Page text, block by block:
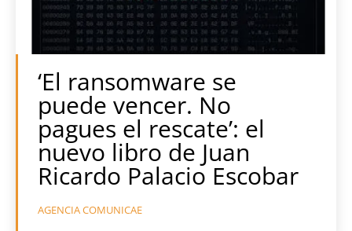
‘El ransomware se
puede vencer. No
pagues el rescate’: el
nuevo libro de Juan
Ricardo Palacio Escobar
AGENCIA COMUNICAE